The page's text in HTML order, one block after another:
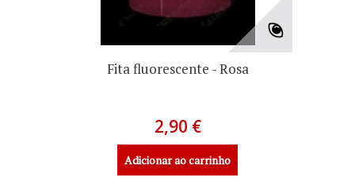
Fita fluorescente - Rosa
2,90 €
Adicionar ao carrinho